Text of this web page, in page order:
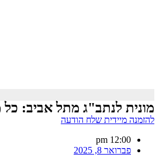
מונית לנתב"ג מתל אביב:
להזמנה מיידית שלח הודעה
12:00 pm
פברואר 8, 2025